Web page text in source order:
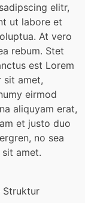
elitr,
ut labore et
At vero
rebum. Stet
est Lorem
sit amet,
eirmod
aliquyam erat,
et justo duo
no sea
amet.
Struktur